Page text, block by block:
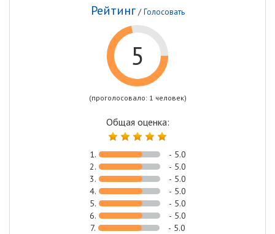
Рейтинг/Голосовать
5
(проголосовало: 1 человек)
Общая оценка:
1.
- 5.0
2.
- 5.0
3.
- 5.0
4.
- 5.0
5.
- 5.0
6.
- 5.0
7.
- 5.0